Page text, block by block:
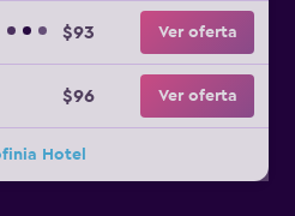
$93 Ver oferta
$96 Ver oferta
Hotel